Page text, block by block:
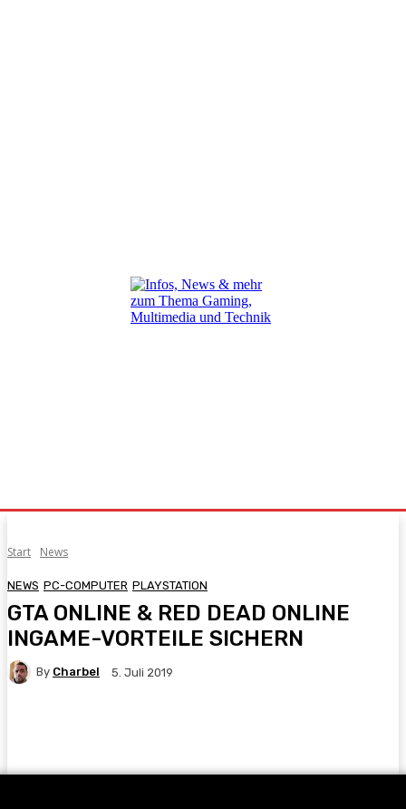
Start News
NEWS PC-COMPUTER PLAYSTATION
GTA ONLINE & RED DEAD ONLINE
INGAME-VORTEILE SICHERN
By Charbel 5. Juli 2019